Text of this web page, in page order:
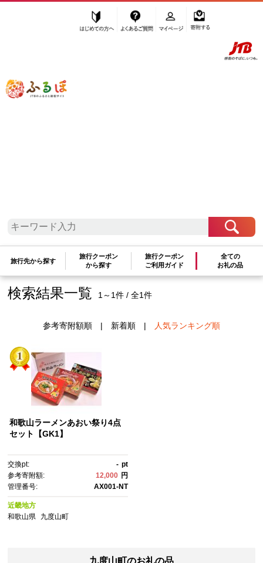
ふるぽ JTBのふるさと納税サイト
旅行先から探す
旅行クーポン
から探す
旅行クーポン
ご利用ガイド
全ての
お礼の品
検索結果一覧 1～1件 / 全1件
参考寄附額順| 新着順| 人気ランキング順
和歌山ラーメンあおい祭り4点
セット【GK1】
交換pt: - pt
参考寄附額:
12,000 円
管理番号:
AX001-NT
近畿地方
和歌山県
九度山町
九度山町のお礼の品